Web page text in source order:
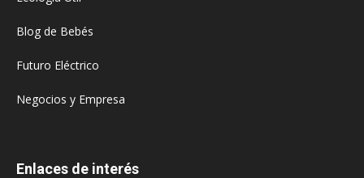
Blog de Bebés
Futuro Eléctrico
Negocios y Empresa
Enlaces de interés